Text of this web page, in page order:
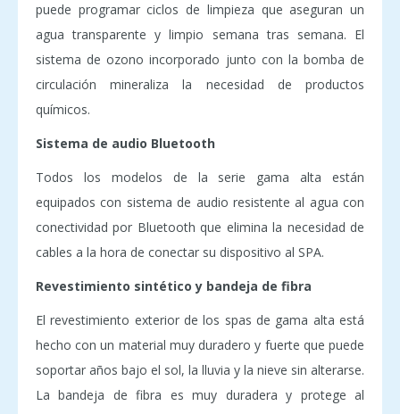
puede programar ciclos de limpieza que aseguran un
agua transparente y limpio semana tras semana. El
sistema de ozono incorporado junto con la bomba de
circulación mineraliza la necesidad de productos
químicos.
Sistema de audio Bluetooth
Todos los modelos de la serie gama alta están
equipados con sistema de audio resistente al agua con
conectividad por Bluetooth que elimina la necesidad de
cables a la hora de conectar su dispositivo al SPA.
Revestimiento sintético y bandeja de fibra
El revestimiento exterior de los spas de gama alta está
hecho con un material muy duradero y fuerte que puede
soportar años bajo el sol, la lluvia y la nieve sin alterarse.
La bandeja de fibra es muy duradera y protege al